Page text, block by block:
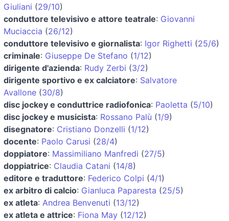
Giuliani (29/10)
conduttore televisivo e attore teatrale: Giovanni
Muciaccia (26/12)
conduttore televisivo e giornalista: Igor Righetti (25/6)
criminale: Giuseppe De Stefano (1/12)
dirigente d'azienda: Rudy Zerbi (3/2)
dirigente sportivo e ex calciatore: Salvatore
Avallone (30/8)
disc jockey e conduttrice radiofonica: Paoletta (5/10)
disc jockey e musicista: Rossano Palù (1/9)
disegnatore: Cristiano Donzelli (1/12)
docente: Paolo Carusi (28/4)
doppiatore: Massimiliano Manfredi (27/5)
doppiatrice: Claudia Catani (14/8)
editore e traduttore: Federico Colpi (4/1)
ex arbitro di calcio: Gianluca Paparesta (25/5)
ex atleta: Andrea Benvenuti (13/12)
ex atleta e attrice: Fiona May (12/12)